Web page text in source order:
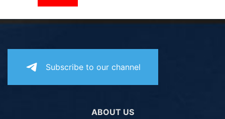
Subscribe to our channel
ABOUT US